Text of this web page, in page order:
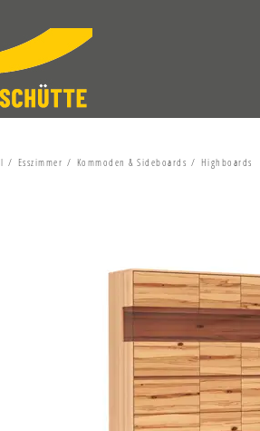
Esszimmer Kommoden & Sideboards Highboards